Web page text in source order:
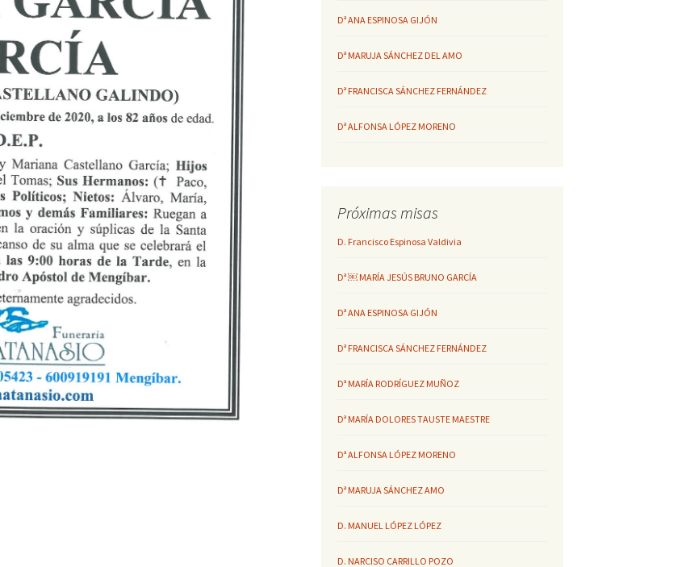
Dª ANA ESPINOSA GIJÓN
Dª MARUJA SÁNCHEZ DEL AMO
Dª FRANCISCA SÁNCHEZ FERNÁNDEZ
Dª ALFONSA LÓPEZ MORENO
Próximas misas
D. Francisco Espinosa Valdivia
Dª ￼ MARÍA JESÚS BRUNO GARCÍA
Dª ANA ESPINOSA GIJÓN
Dª FRANCISCA SÁNCHEZ FERNÁNDEZ
Dª MARÍA RODRÍGUEZ MUÑOZ
Dª MARÍA DOLORES TAUSTE MAESTRE
Dª ALFONSA LÓPEZ MORENO
Dª MARUJA SÁNCHEZ AMO
D. MANUEL LÓPEZ LÓPEZ
D. NARCISO CARRILLO POZO